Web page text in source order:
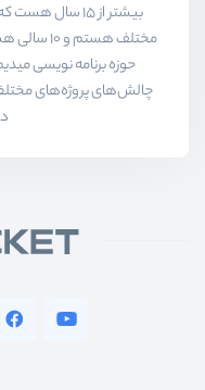
بیشتر از ۱۵
مختلف
حوزه برنامه نویسی
چالش‌های پروژه‌های